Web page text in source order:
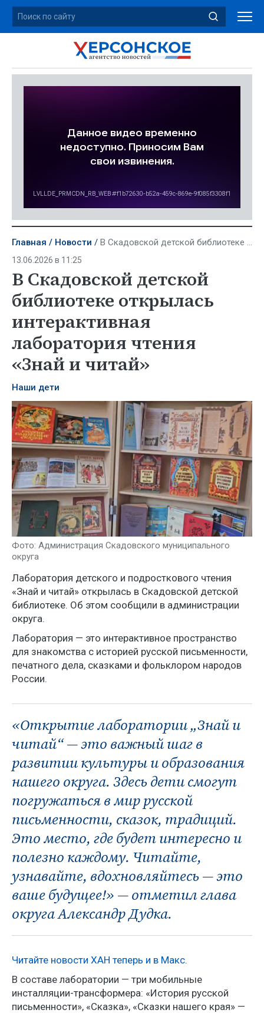
Главная Новости В Скадовской детской библиотеке открылась интерактивная лаборатория чтения «Знай и читай»
13.06.2026 в 11:25
В Скадовской детской
библиотеке открылась
интерактивная
лаборатория чтения
«Знай и читай»
Наши дети
Фото: Администрация Скадовского муниципального
округа
Лаборатория детского и подросткового чтения
«Знай и читай» открылась в Скадовской детской
библиотеке. Об этом сообщили в администрации
округа.
Лаборатория — это интерактивное пространство
для знакомства с историей русской письменности,
печатного дела, сказками и фольклором народов
России.
«Открытие лаборатории „Знай и
читай“ — это важный шаг в
развитии культуры и образования
нашего округа. Здесь дети смогут
погружаться в мир русской
письменности, сказок, традиций.
Это место, где будет интересно и
полезно каждому. Читайте,
узнавайте, вдохновляйтесь — это
ваше будущее!» — отметил глава
округа Александр Дудка.
Читайте новости ХАН теперь и в Макс.
В составе лаборатории — три мобильные
инсталляции-трансформера: «История русской
письменности», «Сказка», «Сказки нашего края» —